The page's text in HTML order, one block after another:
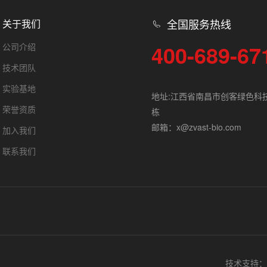
关于我们
公司介绍
技术团队
实验基地
荣誉资质
加入我们
联系我们
全国服务热线
400-689-
地址:江西省南昌市创客绿色科
栋
邮箱：x@zvast-bio.com
技术支持